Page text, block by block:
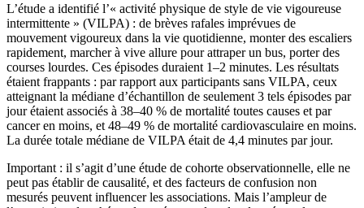
L’étude a identifié l’« activité physique de style de vie vigoureuse
intermittente » (VILPA) : de brèves rafales imprévues de
mouvement vigoureux dans la vie quotidienne, monter des escaliers
rapidement, marcher à vive allure pour attraper un bus, porter des
courses lourdes. Ces épisodes duraient 1–2 minutes. Les résultats
étaient frappants : par rapport aux participants sans VILPA, ceux
atteignant la médiane d’échantillon de seulement 3 tels épisodes par
jour étaient associés à 38–40 % de mortalité toutes causes et par
cancer en moins, et 48–49 % de mortalité cardiovasculaire en moins.
La durée totale médiane de VILPA était de 4,4 minutes par jour.
Important : il s’agit d’une étude de cohorte observationnelle, elle ne
peut pas établir de causalité, et des facteurs de confusion non
mesurés peuvent influencer les associations. Mais l’ampleur de